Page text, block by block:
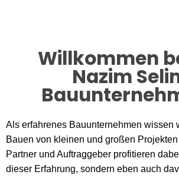
Willkommen
Nazim
Als erfahrenes Bauunternehmen wissen
Bauen von kleinen und großen
Partner und Auftraggeber profitieren
dieser Erfahrung, sondern eben auch